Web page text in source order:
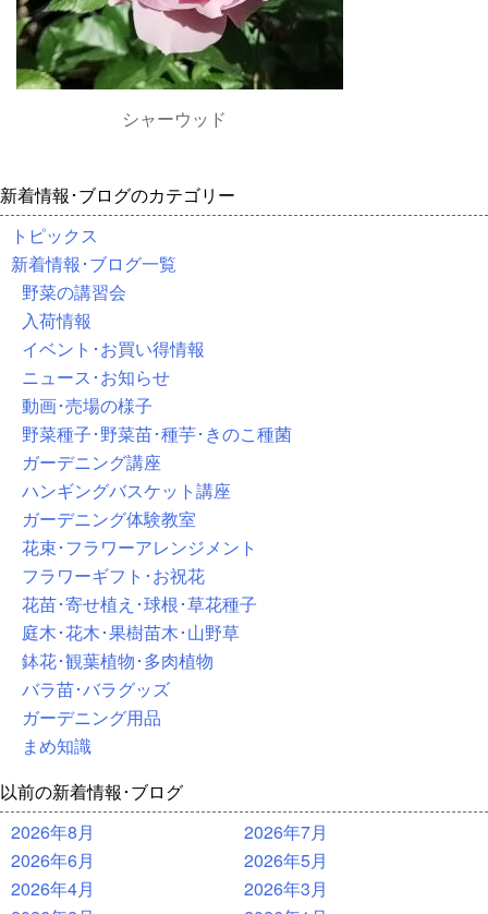
シャーウッド
新着情報･ブログのカテゴリー
トピックス
新着情報･ブログ一覧
野菜の講習会
入荷情報
イベント･お買い得情報
ニュース･お知らせ
動画･売場の様子
野菜種子･野菜苗･種芋･きのこ種菌
ガーデニング講座
ハンギングバスケット講座
ガーデニング体験教室
花束･フラワーアレンジメント
フラワーギフト･お祝花
花苗･寄せ植え･球根･草花種子
庭木･花木･果樹苗木･山野草
鉢花･観葉植物･多肉植物
バラ苗･バラグッズ
ガーデニング用品
まめ知識
以前の新着情報･ブログ
2026年8月
2026年7月
2026年6月
2026年5月
2026年4月
2026年3月